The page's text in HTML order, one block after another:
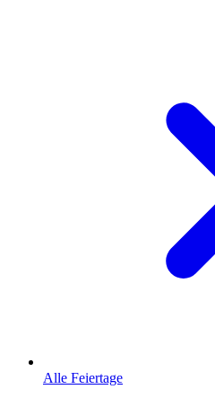
Alle Feiertage